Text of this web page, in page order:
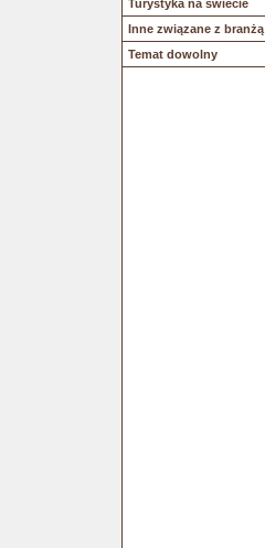
Turystyka na świecie
Inne związane z branżą
Temat dowolny